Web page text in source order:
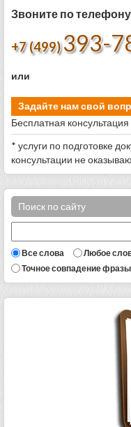
Звоните по
+7 (499) 393-
или
Задайте нам свой
Бесплатная консультация
* услуги по подготовке
консультации не
Поиск по сайту
Все слова
Любое
Точное совпадение фразы